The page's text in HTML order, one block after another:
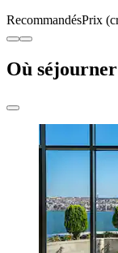
RecommandésPrix
Où